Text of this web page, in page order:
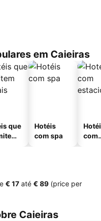
em Caieiras
que
Hotéis
com spa
com
‎€ 17 até ‎€ 89 (price per
Caieiras